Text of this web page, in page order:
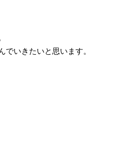
いきたいと思います。